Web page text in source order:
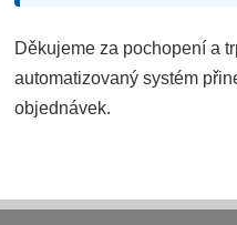
Děkujeme za pochopení a
automatizovaný systém
objednávek.